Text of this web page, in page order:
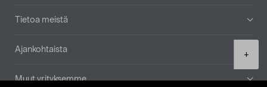
+
Tietoa meistä
Ajankohtaista
Muut yrityksemme